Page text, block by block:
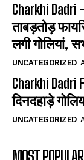
Charkhi Dadri
ताबड़तोड़
लगी गोलियां,
UNCATEGORIZED
Charkhi Dadri
दिनदहाड़े
UNCATEGORIZED
MOST POPULAR